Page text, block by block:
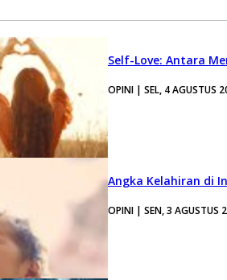
Self-Love: Antara
OPINI | SEL, 4 AGUSTUS
Angka Kelahiran di
OPINI | SEN, 3 AGUSTUS